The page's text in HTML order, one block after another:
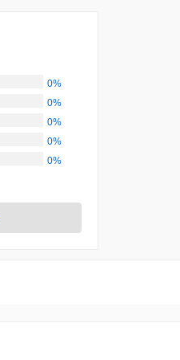
0%
0%
0%
0%
0%